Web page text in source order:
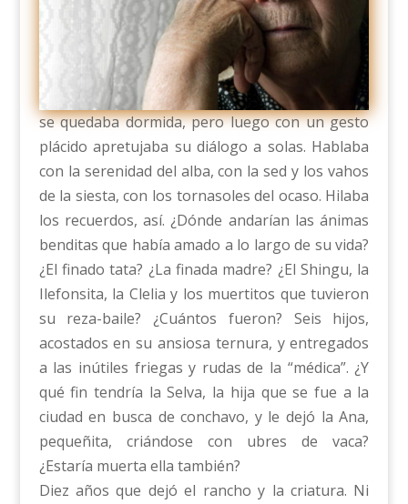
se quedaba dormida, pero luego con un gesto
plácido apretujaba su diálogo a solas. Hablaba
con la serenidad del alba, con la sed y los vahos
de la siesta, con los tornasoles del ocaso. Hilaba
los recuerdos, así. ¿Dónde andarían las ánimas
benditas que había amado a lo largo de su vida?
¿El finado tata? ¿La finada madre? ¿El Shingu, la
Ilefonsita, la Clelia y los muertitos que tuvieron
su reza-baile? ¿Cuántos fueron? Seis hijos,
acostados en su ansiosa ternura, y entregados
a las inútiles friegas y rudas de la “médica”. ¿Y
qué fin tendría la Selva, la hija que se fue a la
ciudad en busca de conchavo, y le dejó la Ana,
pequeñita, criándose con ubres de vaca?
¿Estaría muerta ella también?
Diez años que dejó el rancho y la criatura. Ni